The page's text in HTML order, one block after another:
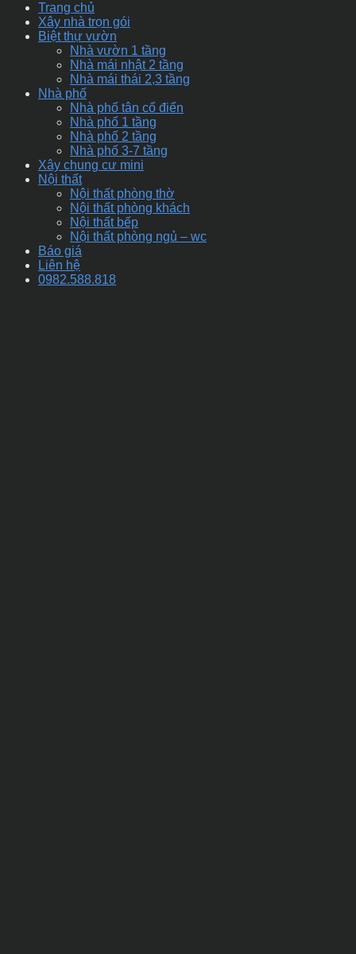
Trang chủ
Xây nhà trọn gói
Biệt thự vườn
Nhà vườn 1 tầng
Nhà mái nhật 2 tầng
Nhà mái thái 2,3 tầng
Nhà phố
Nhà phố tân cổ điển
Nhà phố 1 tầng
Nhà phố 2 tầng
Nhà phố 3-7 tầng
Xây chung cư mini
Nội thất
Nội thất phòng thờ
Nội thất phòng khách
Nội thất bếp
Nội thất phòng ngủ – wc
Báo giá
Liên hệ
0982.588.818